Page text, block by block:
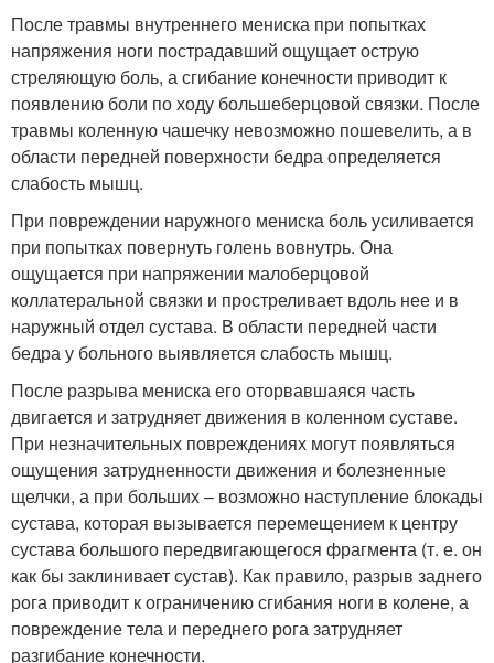
После травмы внутреннего мениска при попытках
напряжения ноги пострадавший ощущает острую
стреляющую боль, а сгибание конечности приводит к
появлению боли по ходу большеберцовой связки. После
травмы коленную чашечку невозможно пошевелить, а в
области передней поверхности бедра определяется
слабость мышц.
При повреждении наружного мениска боль усиливается
при попытках повернуть голень вовнутрь. Она
ощущается при напряжении малоберцовой
коллатеральной связки и простреливает вдоль нее и в
наружный отдел сустава. В области передней части
бедра у больного выявляется слабость мышц.
После разрыва мениска его оторвавшаяся часть
двигается и затрудняет движения в коленном суставе.
При незначительных повреждениях могут появляться
ощущения затрудненности движения и болезненные
щелчки, а при больших – возможно наступление блокады
сустава, которая вызывается перемещением к центру
сустава большого передвигающегося фрагмента (т. е. он
как бы заклинивает сустав). Как правило, разрыв заднего
рога приводит к ограничению сгибания ноги в колене, а
повреждение тела и переднего рога затрудняет
разгибание конечности.